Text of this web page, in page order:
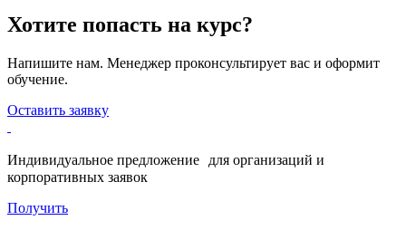
Хотите попасть на курс?
Напишите нам. Менеджер проконсультирует вас и оформит
обучение.
Оставить заявку
Индивидуальное предложение для организаций и
корпоративных заявок
Получить